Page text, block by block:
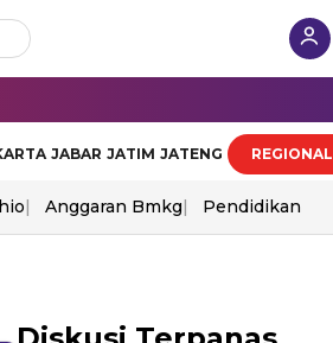
JABAR JATIM JATENG REGIONAL
Anggaran Bmkg Pendidikan